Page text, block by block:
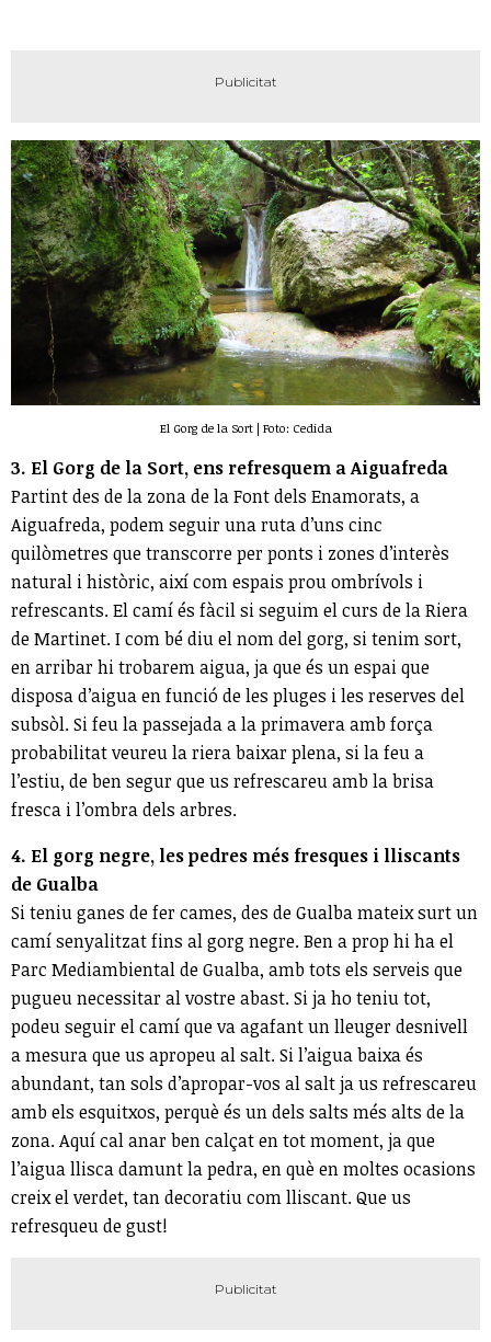
El Gorg de la Sort | Foto: Cedida
3. El Gorg de la Sort, ens refresquem a Aiguafreda
Partint des de la zona de la Font dels Enamorats, a
Aiguafreda, podem seguir una ruta d’uns cinc
quilòmetres que transcorre per ponts i zones d’interès
natural i històric, així com espais prou ombrívols i
refrescants. El camí és fàcil si seguim el curs de la Riera
de Martinet. I com bé diu el nom del gorg, si tenim sort,
en arribar hi trobarem aigua, ja que és un espai que
disposa d’aigua en funció de les pluges i les reserves del
subsòl. Si feu la passejada a la primavera amb força
probabilitat veureu la riera baixar plena, si la feu a
l’estiu, de ben segur que us refrescareu amb la brisa
fresca i l’ombra dels arbres.
4. El gorg negre, les pedres més fresques i lliscants
de Gualba
Si teniu ganes de fer cames, des de Gualba mateix surt un
camí senyalitzat fins al gorg negre. Ben a prop hi ha el
Parc Mediambiental de Gualba, amb tots els serveis que
pugueu necessitar al vostre abast. Si ja ho teniu tot,
podeu seguir el camí que va agafant un lleuger desnivell
a mesura que us apropeu al salt. Si l’aigua baixa és
abundant, tan sols d’apropar-vos al salt ja us refrescareu
amb els esquitxos, perquè és un dels salts més alts de la
zona. Aquí cal anar ben calçat en tot moment, ja que
l’aigua llisca damunt la pedra, en què en moltes ocasions
creix el verdet, tan decoratiu com lliscant. Que us
refresqueu de gust!